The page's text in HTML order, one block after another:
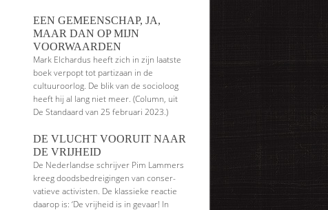
EEN GEMEENSCHAP, JA,
MAAR DAN OP MIJN
VOORWAARDEN
Mark Elchardus heeft zich in zijn laatste
boek verpopt tot partizaan in de
cultuuroorlog. De blik van de socioloog
heeft hij al lang niet meer. (Column, uit
De Standaard van 25 februari 2023.)
DE VLUCHT VOORUIT NAAR
DE VRIJHEID
De Nederlandse schrijver Pim Lammers
kreeg doodsbedreigingen van conser­
vatieve activisten. De klassieke reactie
daarop is: ‘De vrijheid is in gevaar! In